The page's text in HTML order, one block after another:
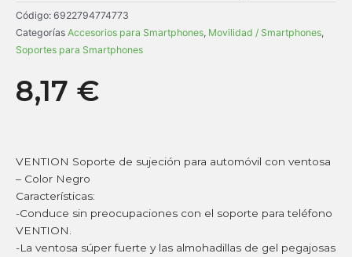
Código: 6922794774773
Categorías Accesorios para Smartphones, Movilidad / Smartphones,
Soportes para Smartphones
8,17 €
VENTION Soporte de sujeción para automóvil con ventosa
– Color Negro
Características:
-Conduce sin preocupaciones con el soporte para teléfono
VENTION.
-La ventosa súper fuerte y las almohadillas de gel pegajosas